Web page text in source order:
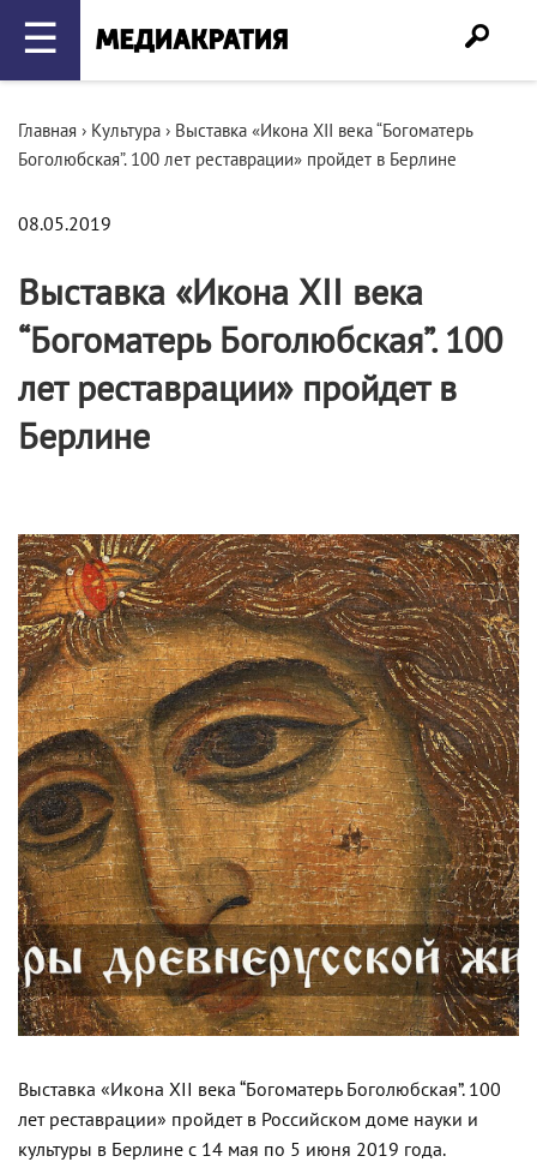
☰
Главная › Культура › Выставка «Икона XII века “Богоматерь
Боголюбская”. 100 лет реставрации» пройдет в Берлине
08.05.2019
Выставка «Икона XII века
“Богоматерь Боголюбская”. 100
лет реставрации» пройдет в
Берлине
Выставка «Икона XII века “Богоматерь Боголюбская”. 100
лет реставрации» пройдет в Российском доме науки и
культуры в Берлине с 14 мая по 5 июня 2019 года.